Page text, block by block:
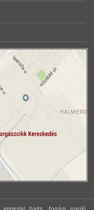
baits, fogási napló,